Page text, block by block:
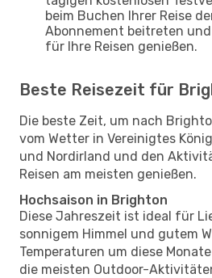
beim Buchen Ihrer Reise
Abonnement beitreten
für Ihre Reisen genießen.
Beste Reisezeit für
Die beste Zeit, um nach
vom Wetter in Vereinigtes
und Nordirland und den
Reisen am meisten genießen.
Hochsaison in Brighton
Diese Jahreszeit ist ideal für
sonnigem Himmel und gutem
Temperaturen um diese
die meisten Outdoor-